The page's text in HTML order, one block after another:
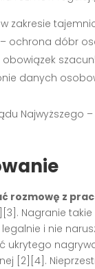
zakresie
ochrona dóbr
obowiązek
danych
Najwyższego
rozmowę z
Nagranie
legalnie i nie
ukrytego
[2][4].